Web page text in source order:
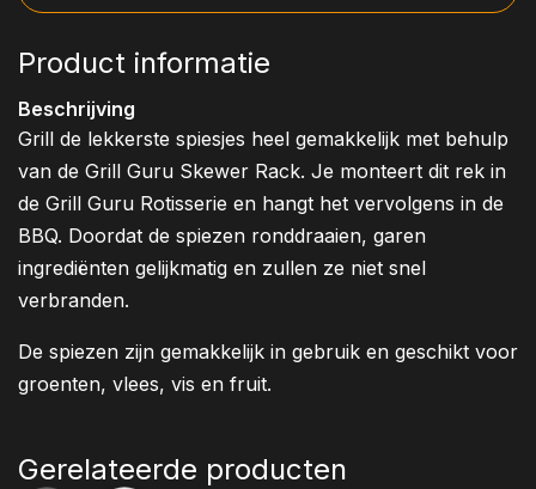
Product informatie
Beschrijving
Grill de lekkerste spiesjes heel gemakkelijk met behulp
van de Grill Guru Skewer Rack. Je monteert dit rek in
de Grill Guru Rotisserie en hangt het vervolgens in de
BBQ. Doordat de spiezen ronddraaien, garen
ingrediënten gelijkmatig en zullen ze niet snel
verbranden.
De spiezen zijn gemakkelijk in gebruik en geschikt voor
groenten, vlees, vis en fruit.
Gerelateerde producten